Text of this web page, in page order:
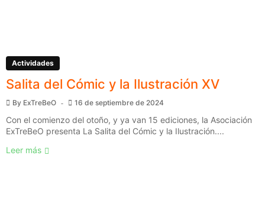
Actividades
Salita del Cómic y la Ilustración XV
By ExTreBeO 16 de septiembre de 2024
Con el comienzo del otoño, y ya van 15 ediciones, la Asociación
ExTreBeO presenta La Salita del Cómic y la Ilustración....
Leer más